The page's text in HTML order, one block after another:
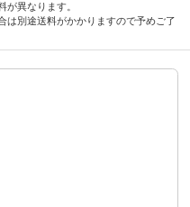
が異なります。
は別途送料がかかりますので予めご了